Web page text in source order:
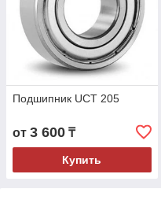
Подшипник UCT 205
от 3 600 ₸
Купить